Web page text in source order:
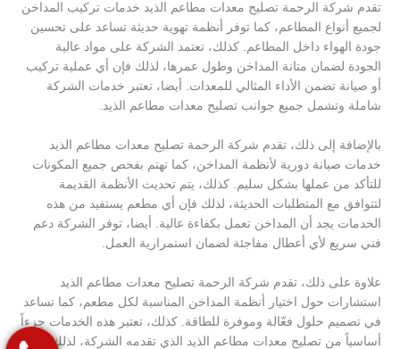
تقدم شركة الرحمة تصليح معدات مطاعم الذيد خدمات تركيب المداخن
لجميع أنواع المطاعم، كما توفر أنظمة تهوية حديثة تساعد على تحسين
جودة الهواء داخل المطاعم. كذلك، تعتمد الشركة على مواد عالية
الجودة لضمان متانة المداخن وطول عمرها، لذلك فإن أي عملية تركيب
أو صيانة تضمن الأداء المثالي للمعدات. أيضا، تعتبر خدمات الشركة
شاملة وتشمل جميع جوانب تصليح معدات مطاعم الذيد.
بالإضافة إلى ذلك، تقدم شركة الرحمة تصليح معدات مطاعم الذيد
خدمات صيانة دورية لأنظمة المداخن، كما تهتم بفحص جميع المكونات
للتأكد من عملها بشكل سليم. كذلك، يتم تحديث الأنظمة القديمة
لتتوافق مع المتطلبات الحديثة، لذلك فإن أي مطعم يستفيد من هذه
الخدمات يجد أن المداخن تعمل بكفاءة عالية. أيضا، توفر الشركة دعم
فني سريع لأي أعطال مفاجئة لضمان استمرارية العمل.
علاوة على ذلك، تقدم شركة الرحمة تصليح معدات مطاعم الذيد
استشارات حول اختيار أنظمة المداخن المناسبة لكل مطعم، كما تساعد
في تصميم حلول فعّالة وموفرة للطاقة. كذلك، تعتبر هذه الخدمات جزءاً
أساسياً من تصليح معدات مطاعم الذيد الذي تقدمه الشركة، لذلك فإن